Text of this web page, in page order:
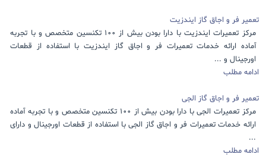
تعمیر فر و اجاق گاز ایندزیت
مرکز تعمیرات ایندزیت با دارا بودن بیش از 100 تکنسین متخصص و با تجربه
آماده ارائه خدمات تعمیرات فر و اجاق گاز ایندزیت با استفاده از قطعات
اورجینال و ...
ادامه مطلب
تعمیر فر و اجاق گاز الجی
مرکز تعمیرات الجی با دارا بودن بیش از 100 تکنسین متخصص و با تجربه آماده
ارائه خدمات تعمیرات فر و اجاق گاز الجی با استفاده از قطعات اورجینال و دارای
...
ادامه مطلب